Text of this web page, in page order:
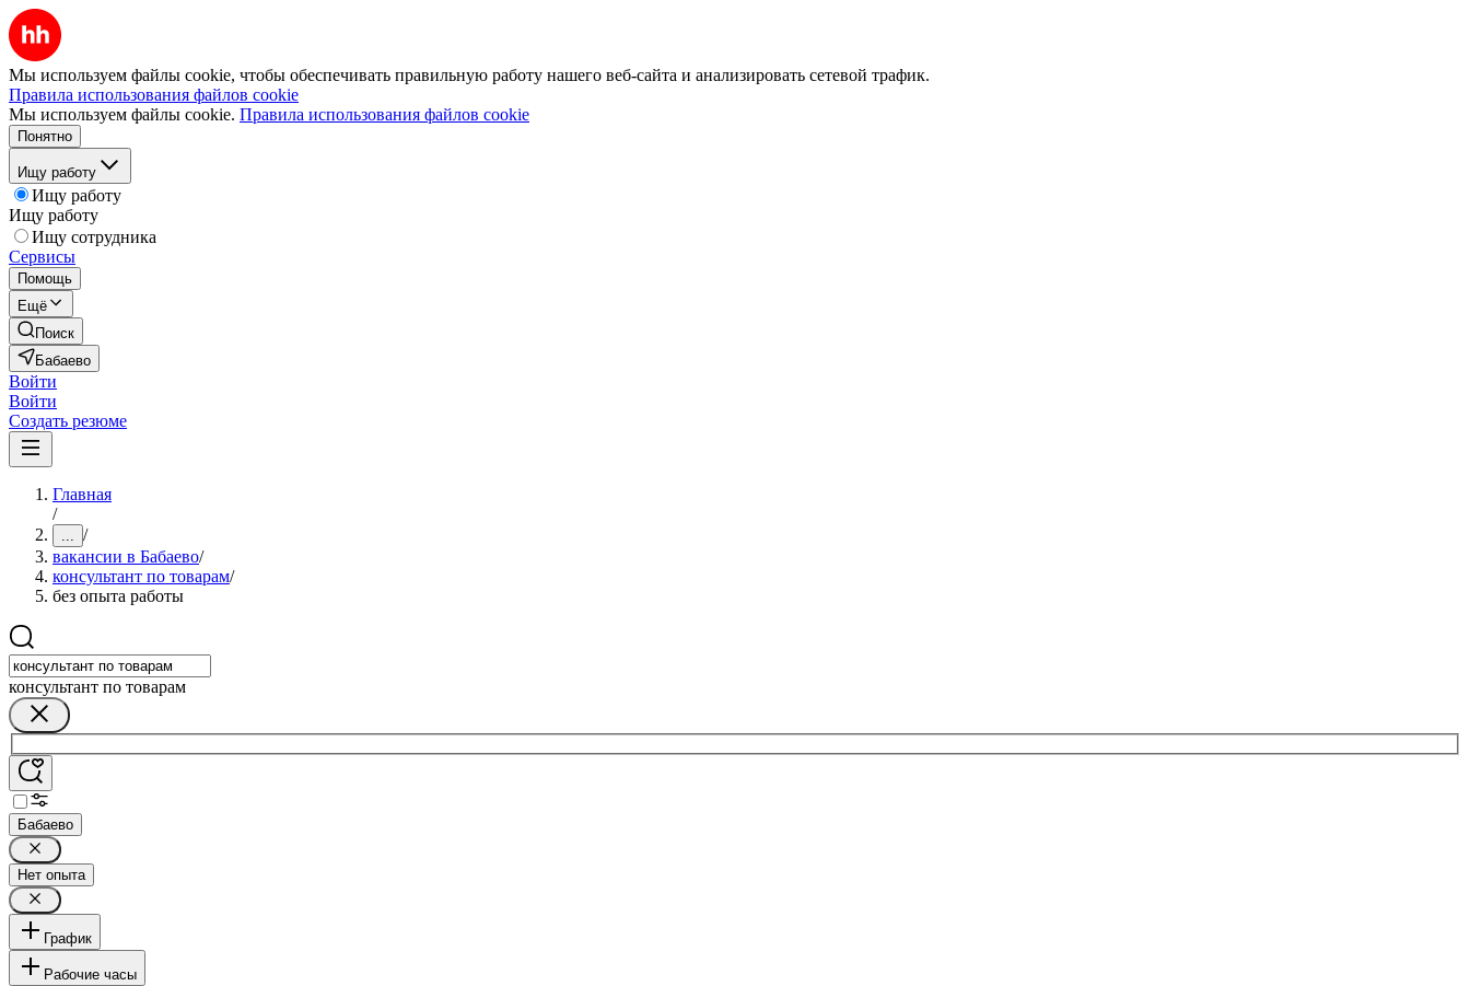
Мы используем файлы cookie, чтобы обеспечивать правильную работу нашего веб-сайта и анализировать сетевой трафик.
Правила использования файлов cookie
Мы используем файлы cookie. Правила использования файлов cookie
Понятно
Ищу работу
Ищу работу
Ищу работу
Ищу сотрудника
Сервисы
Помощь
Ещё
Поиск
Бабаево
Войти
Войти
Создать резюме
Главная
/
... /
вакансии в Бабаево/
консультант по товарам/
без опыта работы
консультант по товарам
Бабаево
Нет опыта
График
Рабочие часы